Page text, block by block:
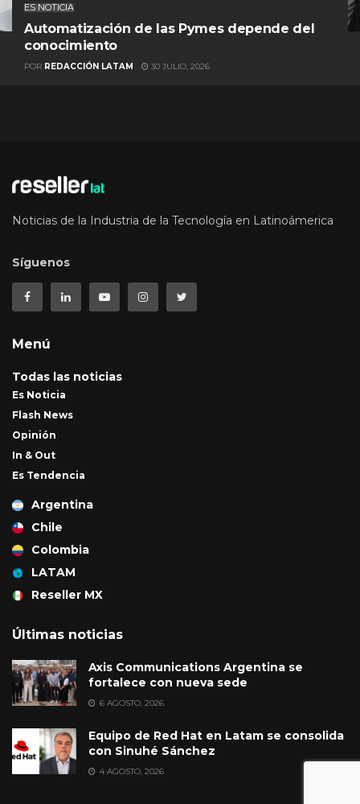
ES NOTICIA
Automatización de las Pymes depende del
conocimiento
POR REDACCIÓN LATAM 30 JULIO, 2026
Noticias de la Industria de la Tecnología en Latinoámerica
Síguenos
Menú
Todas las noticias
Es Noticia
Flash News
Opinión
In & Out
Es Tendencia
Argentina
Chile
Colombia
LATAM
Reseller MX
Últimas noticias
Axis Communications Argentina se
fortalece con nueva sede
6 AGOSTO, 2026
Equipo de Red Hat en Latam se consolida
con Sinuhé Sánchez
4 AGOSTO, 2026